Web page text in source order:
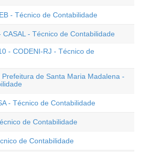
- Técnico de Contabilidade
CASAL - Técnico de Contabilidade
- CODENI-RJ - Técnico de
de Santa Maria Madalena -
- Técnico de Contabilidade
de Contabilidade
de Contabilidade